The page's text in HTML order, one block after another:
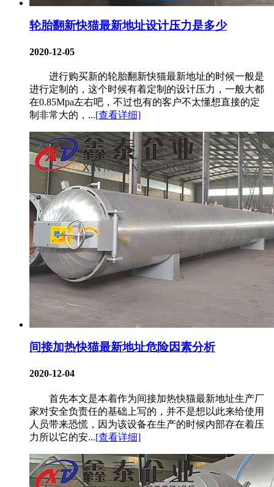
轮胎翻新快猫最新地址设计压力是多少
2020-12-05
进行购买新的轮胎翻新快猫最新地址的时候一般是
进行定制的，这个时候有着定制的设计压力，一般大都
在0.85Mpa左右吧，不过也有的客户不太懂想直接的定
制非常大的，...[查看详细]
间接加热快猫最新地址危险因素分析
2020-12-04
首先本文是本着作为间接加热快猫最新地址生产厂
家对安全负责任的基础上写的，并不是想以此来给使用
人员带来恐慌，因为该设备在生产的时候内部存在着压
力所以它的安...[查看详细]